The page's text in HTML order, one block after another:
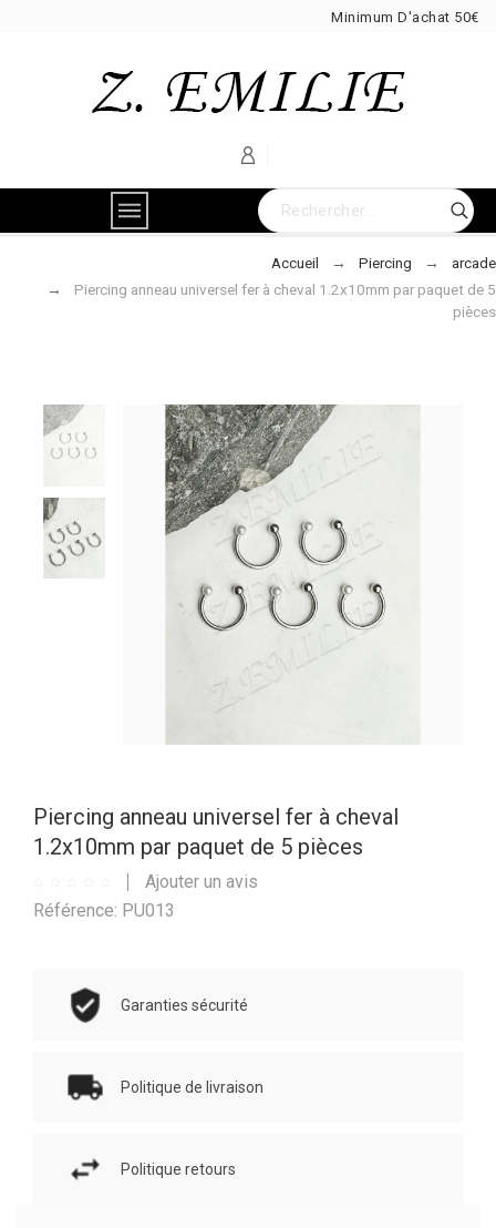
Minimum D'achat 50€
Accueil Piercing
arcade
Piercing anneau universel fer à cheval 1.2x10mm par paquet de 5
pièces
Piercing anneau universel fer à cheval
1.2x10mm par paquet de 5 pièces
Ajouter un avis
Référence: PU013
Garanties sécurité
Politique de livraison
Politique retours